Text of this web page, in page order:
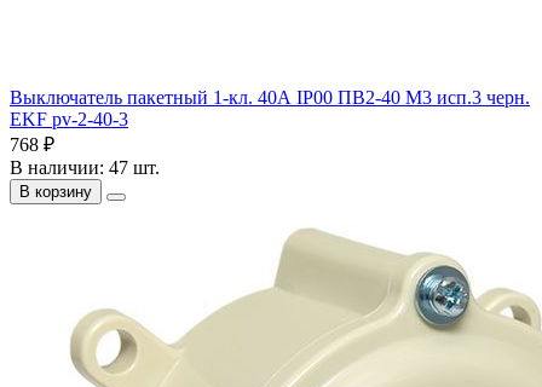
Выключатель пакетный 1-кл. 40А IP00 ПВ2-40 М3 исп.3 черн.
EKF pv-2-40-3
768 ₽
В наличии: 47 шт.
В корзину